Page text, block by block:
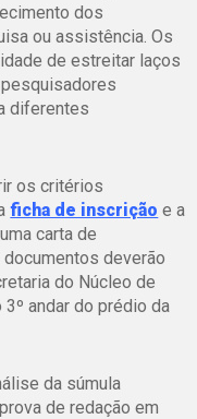
dos
ou assistência. Os
de estreitar laços
diferentes
os critérios
ficha de inscrição e a
carta de
deverão
do Núcleo de
andar do prédio da
da súmula
de redação em